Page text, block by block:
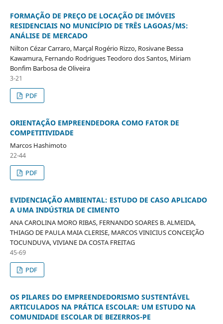
FORMAÇÃO DE PREÇO DE LOCAÇÃO DE IMÓVEIS
RESIDENCIAIS NO MUNICÍPIO DE TRÊS LAGOAS/MS:
ANÁLISE DE MERCADO
Nilton Cézar Carraro, Marçal Rogério Rizzo, Rosivane Bessa
Kawamura, Fernando Rodrigues Teodoro dos Santos, Miriam
Bonfim Barbosa de Oliveira
3-21
PDF
ORIENTAÇÃO EMPREENDEDORA COMO FATOR DE
COMPETITIVIDADE
Marcos Hashimoto
22-44
PDF
EVIDENCIAÇÃO AMBIENTAL: ESTUDO DE CASO APLICADO
A UMA INDÚSTRIA DE CIMENTO
ANA CAROLINA MORO RIBAS, FERNANDO SOARES B. ALMEIDA,
THIAGO DE PAULA MAIA CLERISE, MARCOS VINICIUS CONCEIÇÃO
TOCUNDUVA, VIVIANE DA COSTA FREITAG
45-69
PDF
OS PILARES DO EMPREENDEDORISMO SUSTENTÁVEL
ARTICULADOS NA PRÁTICA ESCOLAR: UM ESTUDO NA
COMUNIDADE ESCOLAR DE BEZERROS-PE